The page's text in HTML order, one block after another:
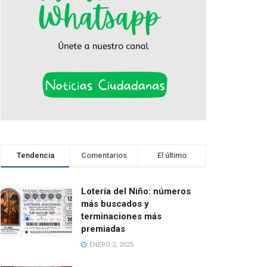
Tendencia Comentarios El último
Lotería del Niño: números
más buscados y
terminaciones más
premiadas
ENERO 2, 2025